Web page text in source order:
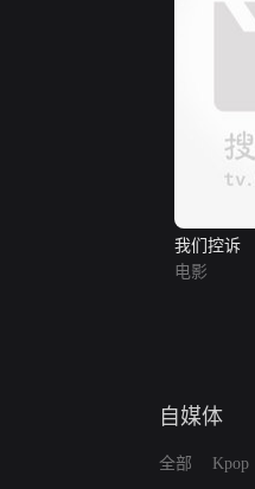
我们控诉
电影
自媒体
全部 Kpop